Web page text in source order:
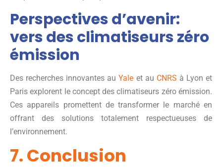
Perspectives d’avenir:
vers des climatiseurs zéro
émission
Des recherches innovantes auYale et au CNRS à Lyon et
Paris explorent le concept des climatiseurs zéro émission.
Ces appareils promettent de transformer le marché en
offrant des solutions totalement respectueuses de
l’environnement.
7. Conclusion